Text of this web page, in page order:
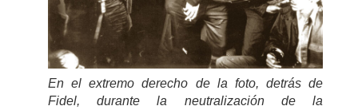
En el extremo derecho de la foto, detrás de
Fidel, durante la neutralización de la